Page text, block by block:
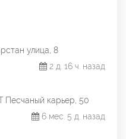
улица, 8
2 д. 16 ч. назад
Песчаный карьер, 50
6 мес. 5 д. назад